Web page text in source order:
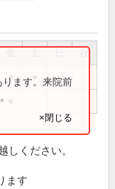
祝
●ます。来院前
×閉じる
しください。
ます